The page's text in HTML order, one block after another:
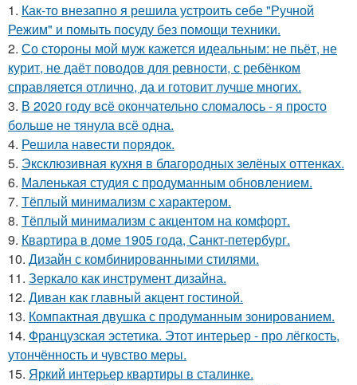
1. Как-то внезапно я решила устроить себе "Ручной
Режим" и помыть посуду без помощи техники.
2. Со стороны мой муж кажется идеальным: не пьёт, не
курит, не даёт поводов для ревности, с ребёнком
справляется отлично, да и готовит лучше многих.
3. В 2020 году всё окончательно сломалось - я просто
больше не тянула всё одна.
4. Решила навести порядок.
5. Эксклюзивная кухня в благородных зелёных оттенках.
6. Маленькая студия с продуманным обновлением.
7. Тёплый минимализм с характером.
8. Тёплый минимализм с акцентом на комфорт.
9. Квартира в доме 1905 года, Санкт-петербург.
10. Дизайн с комбинированными стилями.
11. Зеркало как инструмент дизайна.
12. Диван как главный акцент гостиной.
13. Компактная двушка с продуманным зонированием.
14. Французская эстетика. Этот интерьер - про лёгкость,
утончённость и чувство меры.
15. Яркий интерьер квартиры в сталинке.